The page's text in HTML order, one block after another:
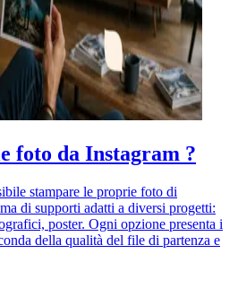
foto da Instagram ?
stampare le proprie foto di
di supporti adatti a diversi progetti:
poster. Ogni opzione presenta i
della qualità del file di partenza e